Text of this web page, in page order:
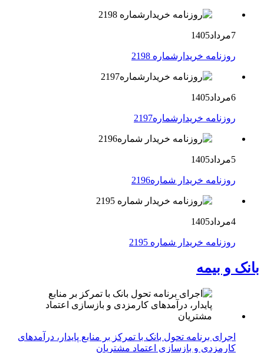
7مرداد1405
روزنامه خریدارشماره 2198
6مرداد1405
روزنامه خریدارشماره2197
5مرداد1405
روزنامه خریدار شماره2196
4مرداد1405
روزنامه خریدار شماره 2195
بانک و بیمه
اجرای برنامه تحول بانک با تمرکز بر منابع پایدار، درآمدهای
کارمزدی و بازسازی اعتماد مشتریان